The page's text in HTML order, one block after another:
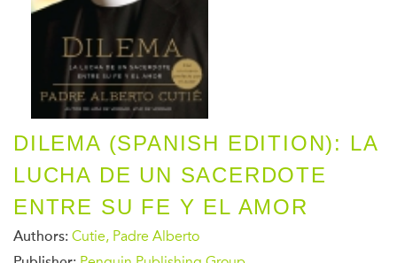
DILEMA (SPANISH EDITION): LA
LUCHA DE UN SACERDOTE
ENTRE SU FE Y EL AMOR
Authors: Cutie, Padre Alberto